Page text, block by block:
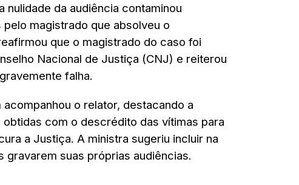
nulidade da audiência contaminou
magistrado que absolveu o
que o magistrado do caso foi
Nacional de Justiça (CNJ) e reiterou
falha.
o relator, destacando a
com o descrédito das vítimas para
a Justiça. A ministra sugeriu incluir na
suas próprias audiências.